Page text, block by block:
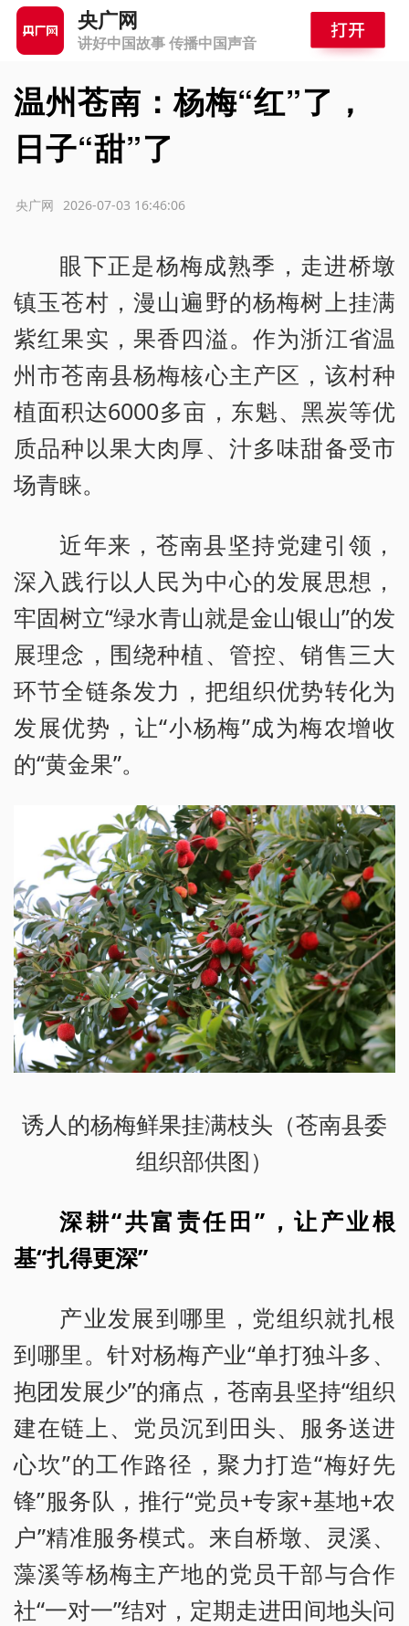
央广网
讲好中国故事 传播中国声音
温州苍南：杨梅“红”了，
日子“甜”了
2026-07-03 16:46:06
央广网
眼下正是杨梅成熟季，走进桥墩
镇玉苍村，漫山遍野的杨梅树上挂满
紫红果实，果香四溢。作为浙江省温
州市苍南县杨梅核心主产区，该村种
植面积达6000多亩，东魁、黑炭等优
质品种以果大肉厚、汁多味甜备受市
场青睐。
近年来，苍南县坚持党建引领，
深入践行以人民为中心的发展思想，
牢固树立“绿水青山就是金山银山”的发
展理念，围绕种植、管控、销售三大
环节全链条发力，把组织优势转化为
发展优势，让“小杨梅”成为梅农增收
的“黄金果”。
诱人的杨梅鲜果挂满枝头（苍南县委
组织部供图）
深耕“共富责任田”，让产业根
基“扎得更深”
产业发展到哪里，党组织就扎根
到哪里。针对杨梅产业“单打独斗多、
抱团发展少”的痛点，苍南县坚持“组织
建在链上、党员沉到田头、服务送进
心坎”的工作路径，聚力打造“梅好先
锋”服务队，推行“党员+专家+基地+农
户”精准服务模式。来自桥墩、灵溪、
藻溪等杨梅主产地的党员干部与合作
社“一对一”结对，定期走进田间地头问